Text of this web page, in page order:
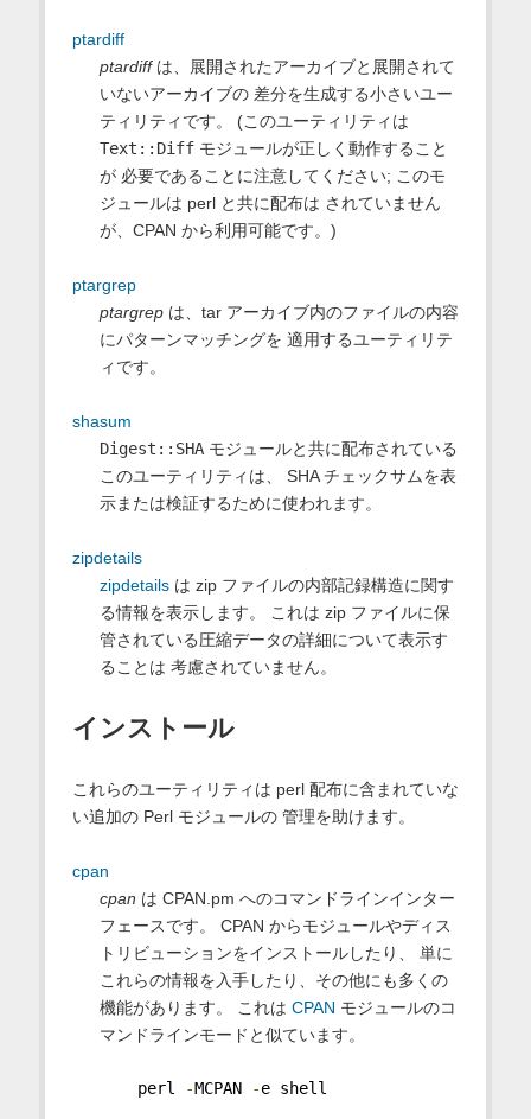
ptardiff
ptardiffは、展開されたアーカイブと展開されて
いないアーカイブの 差分を生成する小さいユー
ティリティです。 (このユーティリティは
Text::Diffモジュールが正しく動作すること
が 必要であることに注意してください; このモ
ジュールは perl と共に配布は されていません
が、CPAN から利用可能です。)
ptargrep
ptargrepは、tar アーカイブ内のファイルの内容
にパターンマッチングを 適用するユーティリテ
ィです。
shasum
Digest::SHAモジュールと共に配布されている
このユーティリティは、 SHA チェックサムを表
示または検証するために使われます。
zipdetails
zipdetailsは zip ファイルの内部記録構造に関す
る情報を表示します。 これは zip ファイルに保
管されている圧縮データの詳細について表示す
ることは 考慮されていません。
インストール
これらのユーティリティは perl 配布に含まれていな
い追加の Perl モジュールの 管理を助けます。
cpan
cpan は CPAN.pm へのコマンドラインインター
フェースです。 CPAN からモジュールやディス
トリビューションをインストールしたり、 単に
これらの情報を入手したり、その他にも多くの
機能があります。 これは CPAN モジュールのコ
マンドラインモードと似ています。
perl -MCPAN -e shell